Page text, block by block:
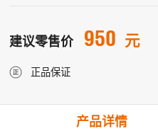
建议零售价 950 元
正品保证
产品详情